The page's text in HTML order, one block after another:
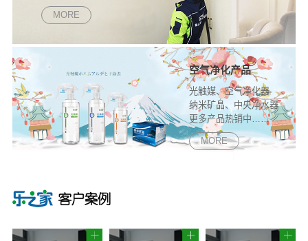
源头分解 长效持久
MORE
空气净化产品
光触媒、空气净化器
纳米矿晶、中央净水器
更多产品热销中……
MORE